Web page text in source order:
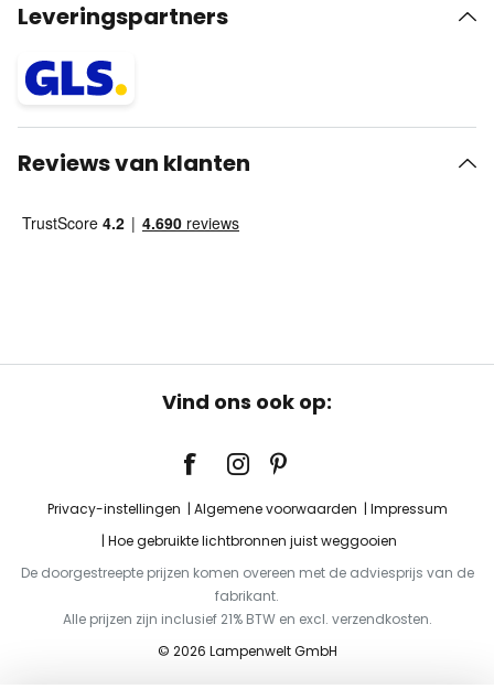
Leveringspartners
Reviews van klanten
Vind ons ook op:
Privacy-instellingen Algemene voorwaarden
Impressum
Hoe gebruikte lichtbronnen juist weggooien
De doorgestreepte prijzen komen overeen met de adviesprijs van de
fabrikant.
Alle prijzen zijn inclusief 21% BTW en excl. verzendkosten.
© 2026 Lampenwelt GmbH